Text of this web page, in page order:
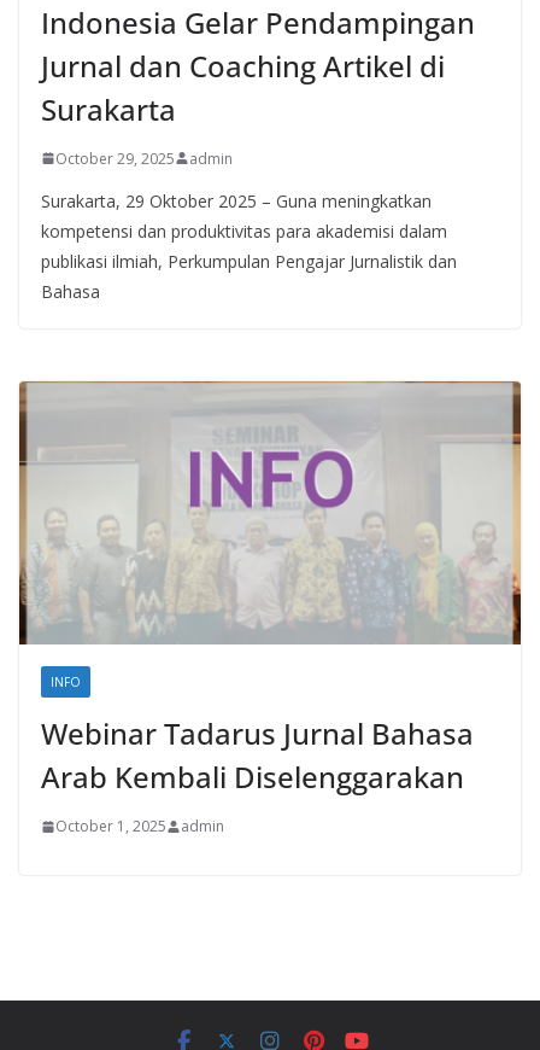
Indonesia Gelar Pendampingan
Jurnal dan Coaching Artikel di
Surakarta
October 29, 2025 admin
Surakarta, 29 Oktober 2025 – Guna meningkatkan
kompetensi dan produktivitas para akademisi dalam
publikasi ilmiah, Perkumpulan Pengajar Jurnalistik dan
Bahasa
INFO
Webinar Tadarus Jurnal Bahasa
Arab Kembali Diselenggarakan
October 1, 2025 admin